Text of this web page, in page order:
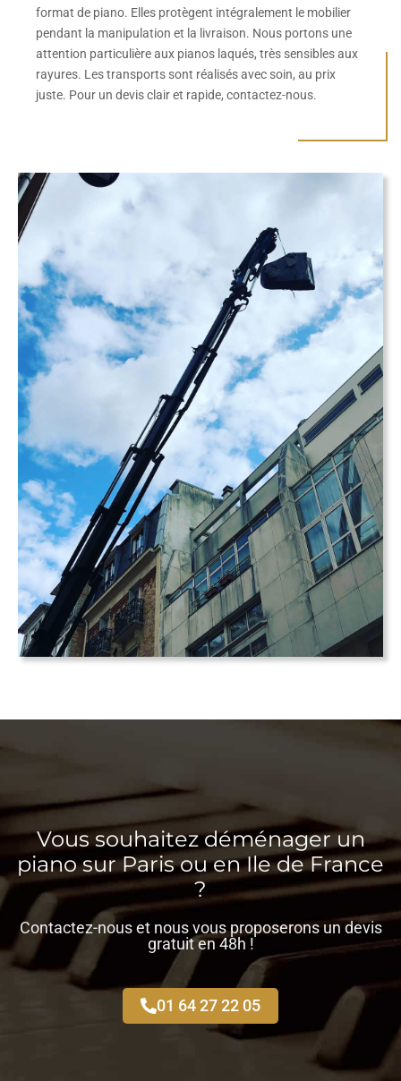
format de piano. Elles protègent intégralement le mobilier
pendant la manipulation et la livraison. Nous portons une
attention particulière aux pianos laqués, très sensibles aux
rayures. Les transports sont réalisés avec soin, au prix
juste. Pour un devis clair et rapide, contactez-nous.
Vous souhaitez déménager un
piano sur Paris ou en Ile de France
?
Contactez-nous et nous vous proposerons un devis
gratuit en 48h !
01 64 27 22 05